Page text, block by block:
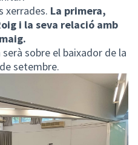
xerrades. La primera,
i la seva relació amb
sobre el baixador de la
setembre.